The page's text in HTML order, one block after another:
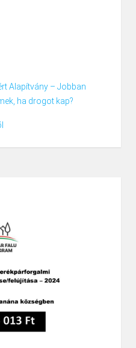
Alapítvány – Jobban
ha drogot kap?